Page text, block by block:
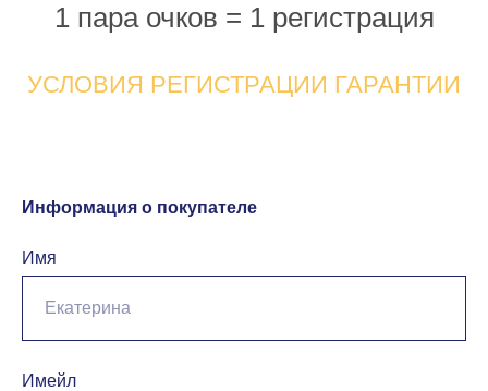
1 пара очков = 1 регистрация
УСЛОВИЯ РЕГИСТРАЦИИ ГАРАНТИИ
Информация о покупателе
Имя
Имейл